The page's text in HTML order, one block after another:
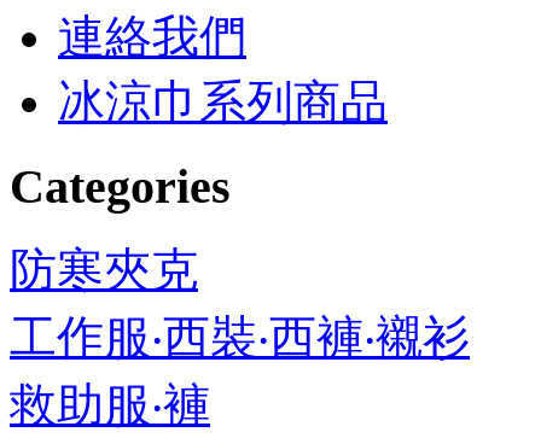
連絡我們
冰涼巾系列商品
Categories
防寒夾克
工作服‧西裝‧西褲‧襯衫
救助服‧褲